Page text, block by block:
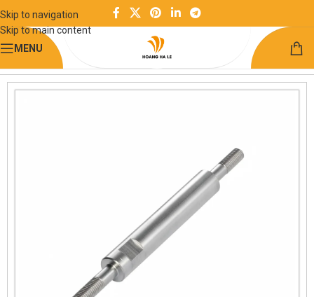
Skip to navigation
Skip to main content
MENU
Trang chủ
Chuyển động quay Trục quay